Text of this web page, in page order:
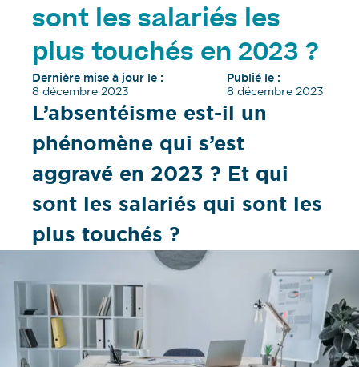
sont les salariés les
plus touchés en 2023 ?
Dernière mise à jour le :
8 décembre 2023
Publié le :
8 décembre 2023
L’absentéisme est-il un
phénomène qui s’est
aggravé en 2023 ? Et qui
sont les salariés qui sont les
plus touchés ?